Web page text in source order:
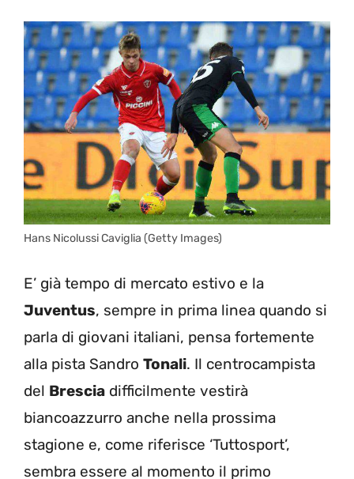
Hans Nicolussi Caviglia (Getty Images)
E’ già tempo di mercato estivo e la
Juventus, sempre in prima linea quando si
parla di giovani italiani, pensa fortemente
alla pista Sandro Tonali. Il centrocampista
del Brescia difficilmente vestirà
biancoazzurro anche nella prossima
stagione e, come riferisce ‘Tuttosport’,
sembra essere al momento il primo